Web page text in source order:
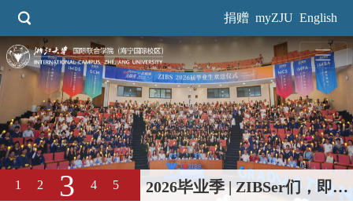
到
主
要
内
容
捐赠 myZJU English
2026毕业季 | ZIBSer们，即刻
启程，破浪摘星！Sail the
1 2 3 4 5